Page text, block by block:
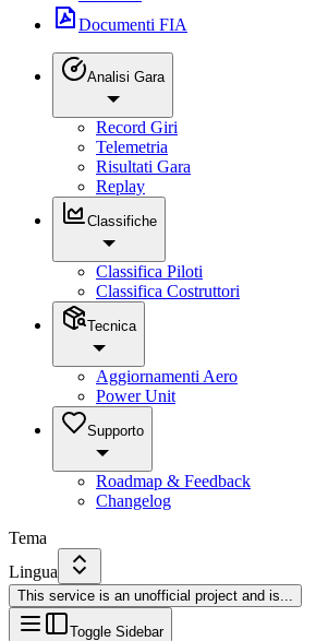
Documenti FIA
Analisi Gara
Record Giri
Telemetria
Risultati Gara
Replay
Classifiche
Classifica Piloti
Classifica Costruttori
Tecnica
Aggiornamenti Aero
Power Unit
Supporto
Roadmap & Feedback
Changelog
Tema
Lingua
This service is an unofficial project and is...
Toggle Sidebar